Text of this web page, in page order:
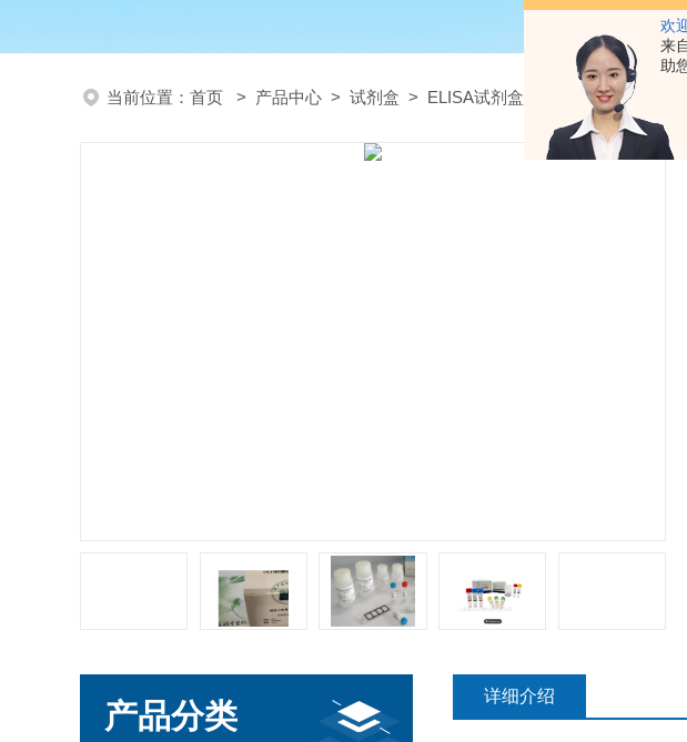
欢
来
助
当前位置： 首页 > 产品中心 > 试剂盒 > ELISA试剂盒 > YS06589B禽网状
产品分类
详细介绍